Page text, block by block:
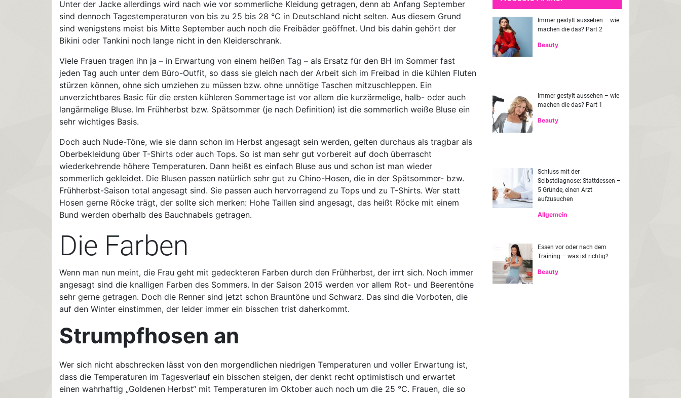
Unter der Jacke allerdings wird nach wie vor sommerliche Kleidung getragen, denn ab Anfang September
sind dennoch Tagestemperaturen von bis zu 25 bis 28 °C in Deutschland nicht selten. Aus diesem Grund
sind wenigstens meist bis Mitte September auch noch die Freibäder geöffnet. Und bis dahin gehört der
Bikini oder Tankini noch lange nicht in den Kleiderschrank.
Viele Frauen tragen ihn ja – in Erwartung von einem heißen Tag – als Ersatz für den BH im Sommer fast
jeden Tag auch unter dem Büro-Outfit, so dass sie gleich nach der Arbeit sich im Freibad in die kühlen Fluten
stürzen können, ohne sich umziehen zu müssen bzw. ohne unnötige Taschen mitzuschleppen. Ein
unverzichtbares Basic für die ersten kühleren Sommertage ist vor allem die kurzärmelige, halb- oder auch
langärmelige Bluse. Im Frühherbst bzw. Spätsommer (je nach Definition) ist die sommerlich weiße Bluse ein
sehr wichtiges Basis.
Doch auch Nude-Töne, wie sie dann schon im Herbst angesagt sein werden, gelten durchaus als tragbar als
Oberbekleidung über T-Shirts oder auch Tops. So ist man sehr gut vorbereit auf doch überrascht
wiederkehrende höhere Temperaturen. Dann heißt es einfach Bluse aus und schon ist man wieder
sommerlich gekleidet. Die Blusen passen natürlich sehr gut zu Chino-Hosen, die in der Spätsommer- bzw.
Frühherbst-Saison total angesagt sind. Sie passen auch hervorragend zu Tops und zu T-Shirts. Wer statt
Hosen gerne Röcke trägt, der sollte sich merken: Hohe Taillen sind angesagt, das heißt Röcke mit einem
Bund werden oberhalb des Bauchnabels getragen.
Die Farben
Wenn man nun meint, die Frau geht mit gedeckteren Farben durch den Frühherbst, der irrt sich. Noch immer
angesagt sind die knalligen Farben des Sommers. In der Saison 2015 werden vor allem Rot- und Beerentöne
sehr gerne getragen. Doch die Renner sind jetzt schon Brauntöne und Schwarz. Das sind die Vorboten, die
auf den Winter einstimmen, der leider immer ein bisschen trist daherkommt.
Strumpfhosen an
Wer sich nicht abschrecken lässt von den morgendlichen niedrigen Temperaturen und voller Erwartung ist,
dass die Temperaturen im Tagesverlauf ein bisschen steigen, der denkt recht optimistisch und erwartet
einen wahrhaftig „Goldenen Herbst“ mit Temperaturen im Oktober auch noch um die 25 °C. Frauen, die so
Immer gestylt aussehen – wie
machen die das? Part 2
Beauty
Immer gestylt aussehen – wie
machen die das? Part 1
Beauty
Schluss mit der
Selbstdiagnose: Stattdessen –
5 Gründe, einen Arzt
aufzusuchen
Allgemein
Essen vor oder nach dem
Training – was ist richtig?
Beauty